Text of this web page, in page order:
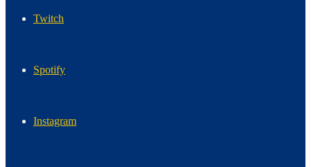
Twitch
Spotify
Instagram